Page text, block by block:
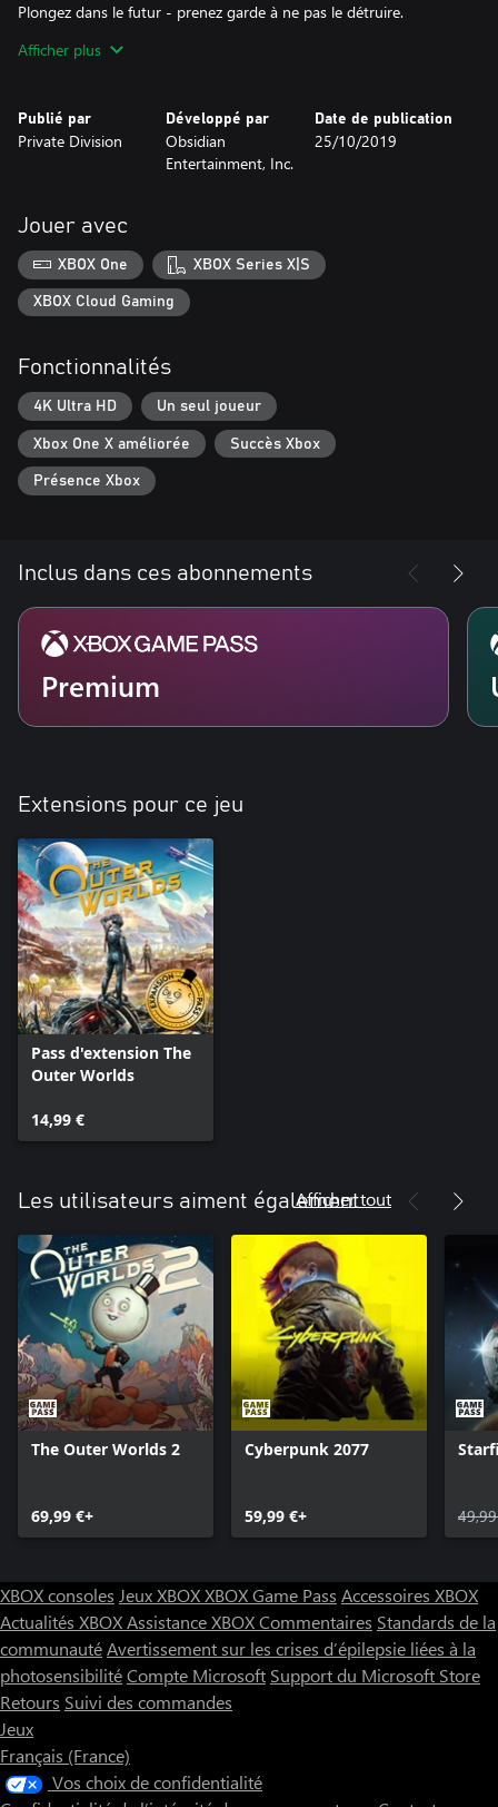
Plongez dans le futur - prenez garde à ne pas le détruire.
•Créez votre personnage comme vous l'entendez dans ce jeu de
•Menez vos compagnons dotés de capacités uniques et
possédant tous leurs propres missions, motivations et idéaux.
•Trouvez votre vaisseau et partez explorer des colonies, des
stations spatiales et autres lieux intrigants disséminés dans la
colonie d'Halcyon.
Afficher plus
Publié par
Private Division
Développé par
Obsidian
Entertainment, Inc.
Date de publication
25/10/2019
Jouer avec
XBOX One XBOX Series X|S
XBOX Cloud Gaming
Fonctionnalités
4K Ultra HD Un seul joueur
Xbox One X améliorée Succès Xbox
Présence Xbox
Inclus dans ces abonnements
Premium
Extensions pour ce jeu
Pass d'extension The
Outer Worlds
14,99 €
Les utilisateurs aiment également
Afficher tout
The Outer Worlds 2
69,99 €+
Cyberpunk 2077
59,99 €+
XBOX consoles Jeux XBOXXBOX Game Pass Accessoires XBOX
Actualités XBOXAssistance XBOXCommentaires Standards de la
communautéAvertissement sur les crises d’épilepsie liées à la
photosensibilitéCompte Microsoft Support du Microsoft Store
Retours Suivi des commandes
Jeux
Français (France)
Vos choix de confidentialité